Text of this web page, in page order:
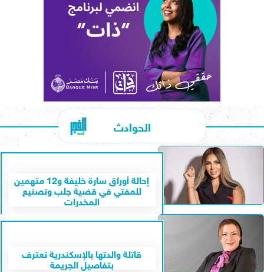
الحوادث
إحالة أوراق سارة خليفة و12 متهمين
للمفتي في قضية جلب وتصنيع
المخدرات
قاتلة والدتها بالإسكندرية تعترف
بتفاصيل الجريمة